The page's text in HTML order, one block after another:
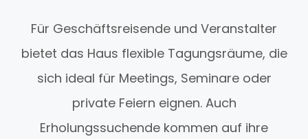
Für Geschäftsreisende und Veranstalter
bietet das Haus flexible Tagungsräume, die
sich ideal für Meetings, Seminare oder
private Feiern eignen. Auch
Erholungssuchende kommen auf ihre